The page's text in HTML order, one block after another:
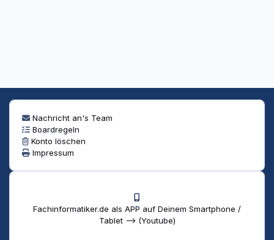
Nachricht an's Team
Boardregeln
Konto löschen
Impressum
Fachinformatiker.de als APP auf Deinem Smartphone /
Tablet --> (Youtube)